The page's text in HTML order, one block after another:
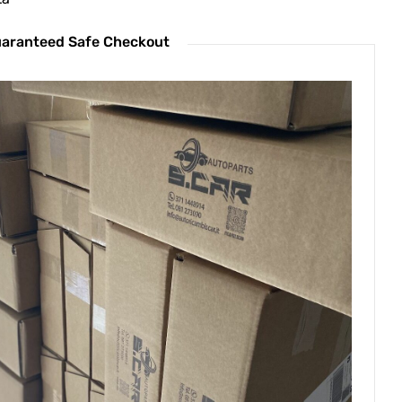
Safe Checkout